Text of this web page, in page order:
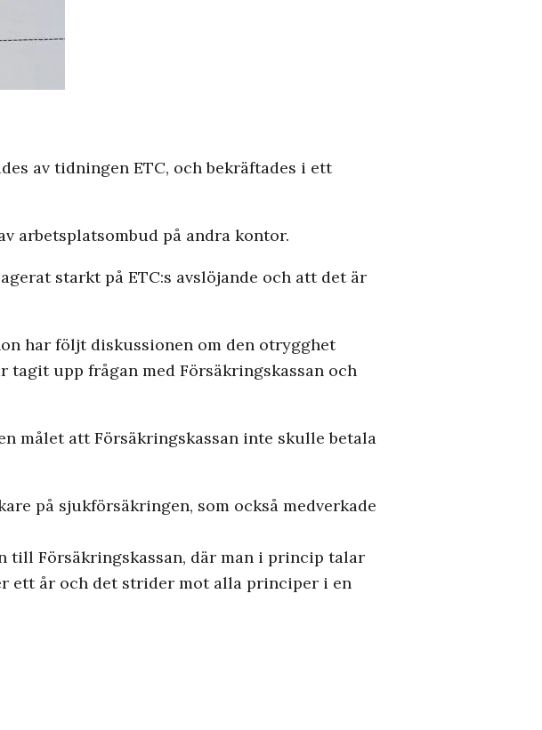
av tidningen ETC, och bekräftades i ett
arbetsplatsombud på andra kontor.
starkt på ETC:s avslöjande och att det är
har följt diskussionen om den otrygghet
tagit upp frågan med Försäkringskassan och
målet att Försäkringskassan inte skulle betala
på sjukförsäkringen, som också medverkade
till Försäkringskassan, där man i princip talar
ett år och det strider mot alla principer i en